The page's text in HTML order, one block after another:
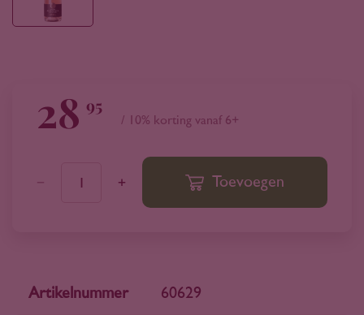
28 95
/ 10% korting vanaf 6+
Toevoegen
Artikelnummer 60629